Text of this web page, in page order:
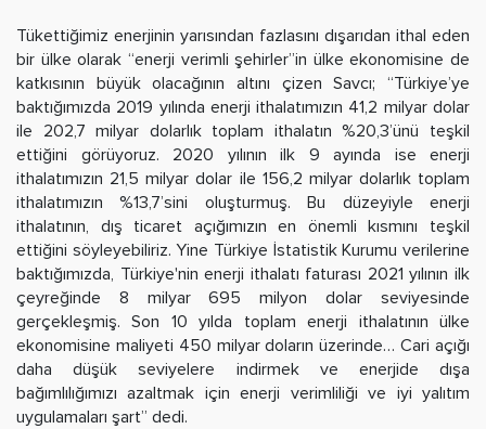
Tükettiğimiz enerjinin yarısından fazlasını dışarıdan ithal eden
bir ülke olarak “enerji verimli şehirler”in ülke ekonomisine de
katkısının büyük olacağının altını çizen Savcı; “Türkiye’ye
baktığımızda 2019 yılında enerji ithalatımızın 41,2 milyar dolar
ile 202,7 milyar dolarlık toplam ithalatın %20,3’ünü teşkil
ettiğini görüyoruz. 2020 yılının ilk 9 ayında ise enerji
ithalatımızın 21,5 milyar dolar ile 156,2 milyar dolarlık toplam
ithalatımızın %13,7’sini oluşturmuş. Bu düzeyiyle enerji
ithalatının, dış ticaret açığımızın en önemli kısmını teşkil
ettiğini söyleyebiliriz. Yine Türkiye İstatistik Kurumu verilerine
baktığımızda, Türkiye'nin enerji ithalatı faturası 2021 yılının ilk
çeyreğinde 8 milyar 695 milyon dolar seviyesinde
gerçekleşmiş. Son 10 yılda toplam enerji ithalatının ülke
ekonomisine maliyeti 450 milyar doların üzerinde… Cari açığı
daha düşük seviyelere indirmek ve enerjide dışa
bağımlılığımızı azaltmak için enerji verimliliği ve iyi yalıtım
uygulamaları şart” dedi.